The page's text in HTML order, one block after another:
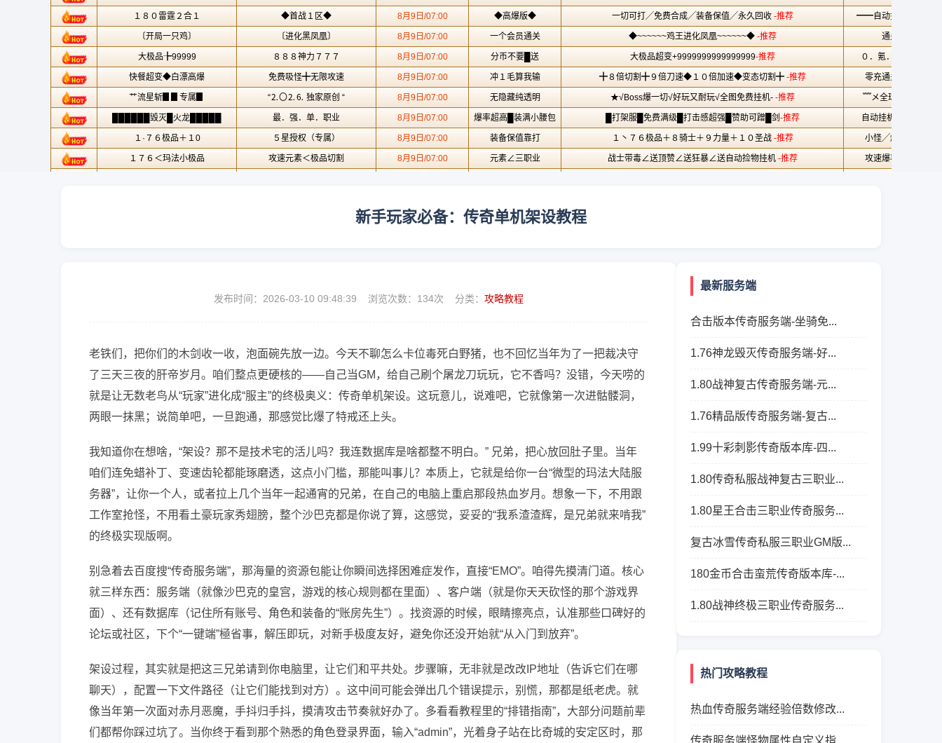
新手玩家必备：传奇单机架设教程
发布时间：2026-03-10 09:48:39 浏览次数： 134次 分类： 攻略教程
老铁们，把你们的木剑收一收，泡面碗先放一边。今天不聊怎么卡位毒死白野猪，也不回忆当年为了一把裁决守
了三天三夜的肝帝岁月。咱们整点更硬核的——自己当GM，给自己刷个屠龙刀玩玩，它不香吗？没错，今天唠的
就是让无数老鸟从“玩家”进化成“服主”的终极奥义：传奇单机架设。这玩意儿，说难吧，它就像第一次进骷髅洞，
两眼一抹黑；说简单吧，一旦跑通，那感觉比爆了特戒还上头。
我知道你在想啥，“架设？那不是技术宅的活儿吗？我连数据库是啥都整不明白。” 兄弟，把心放回肚子里。当年
咱们连免蜡补丁、变速齿轮都能琢磨透，这点小门槛，那能叫事儿？本质上，它就是给你一台“微型的玛法大陆服
务器”，让你一个人，或者拉上几个当年一起通宵的兄弟，在自己的电脑上重启那段热血岁月。想象一下，不用跟
工作室抢怪，不用看土豪玩家秀翅膀，整个沙巴克都是你说了算，这感觉，妥妥的“我系渣渣辉，是兄弟就来啃我”
的终极实现版啊。
别急着去百度搜“传奇服务端”，那海量的资源包能让你瞬间选择困难症发作，直接“EMO”。咱得先摸清门道。核心
就三样东西：服务端（就像沙巴克的皇宫，游戏的核心规则都在里面）、客户端（就是你天天砍怪的那个游戏界
面）、还有数据库（记住所有账号、角色和装备的“账房先生”）。找资源的时候，眼睛擦亮点，认准那些口碑好的
论坛或社区，下个“一键端”極省事，解压即玩，对新手极度友好，避免你还没开始就“从入门到放弃”。
架设过程，其实就是把这三兄弟请到你电脑里，让它们和平共处。步骤嘛，无非就是改改IP地址（告诉它们在哪
聊天），配置一下文件路径（让它们能找到对方）。这中间可能会弹出几个错误提示，别慌，那都是纸老虎。就
像当年第一次面对赤月恶魔，手抖归手抖，摸清攻击节奏就好办了。多看看教程里的“排错指南”，大部分问题前辈
们都帮你踩过坑了。当你终于看到那个熟悉的角色登录界面，输入“admin”，光着身子站在比奇城的安定区时，那
最新服务端
合击版本传奇服务端-坐骑免...
1.76神龙毁灭传奇服务端-好...
1.80战神复古传奇服务端-元...
1.76精品版传奇服务端-复古...
1.99十彩刺影传奇版本库-四...
1.80传奇私服战神复古三职业...
1.80星王合击三职业传奇服务...
复古冰雪传奇私服三职业GM版...
180金币合击蛮荒传奇版本库-...
1.80战神终极三职业传奇服务...
热门攻略教程
热血传奇服务端经验倍数修改...
传奇服务端怪物属性自定义指...